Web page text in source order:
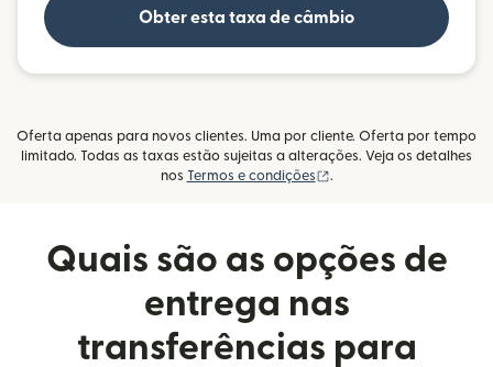
Obter esta taxa de câmbio
Oferta apenas para novos clientes. Uma por cliente. Oferta por tempo
limitado. Todas as taxas estão sujeitas a alterações. Veja os detalhes
nos Termos e condições (abre em uma nova
.
Quais são as opções de
entrega nas
transferências para